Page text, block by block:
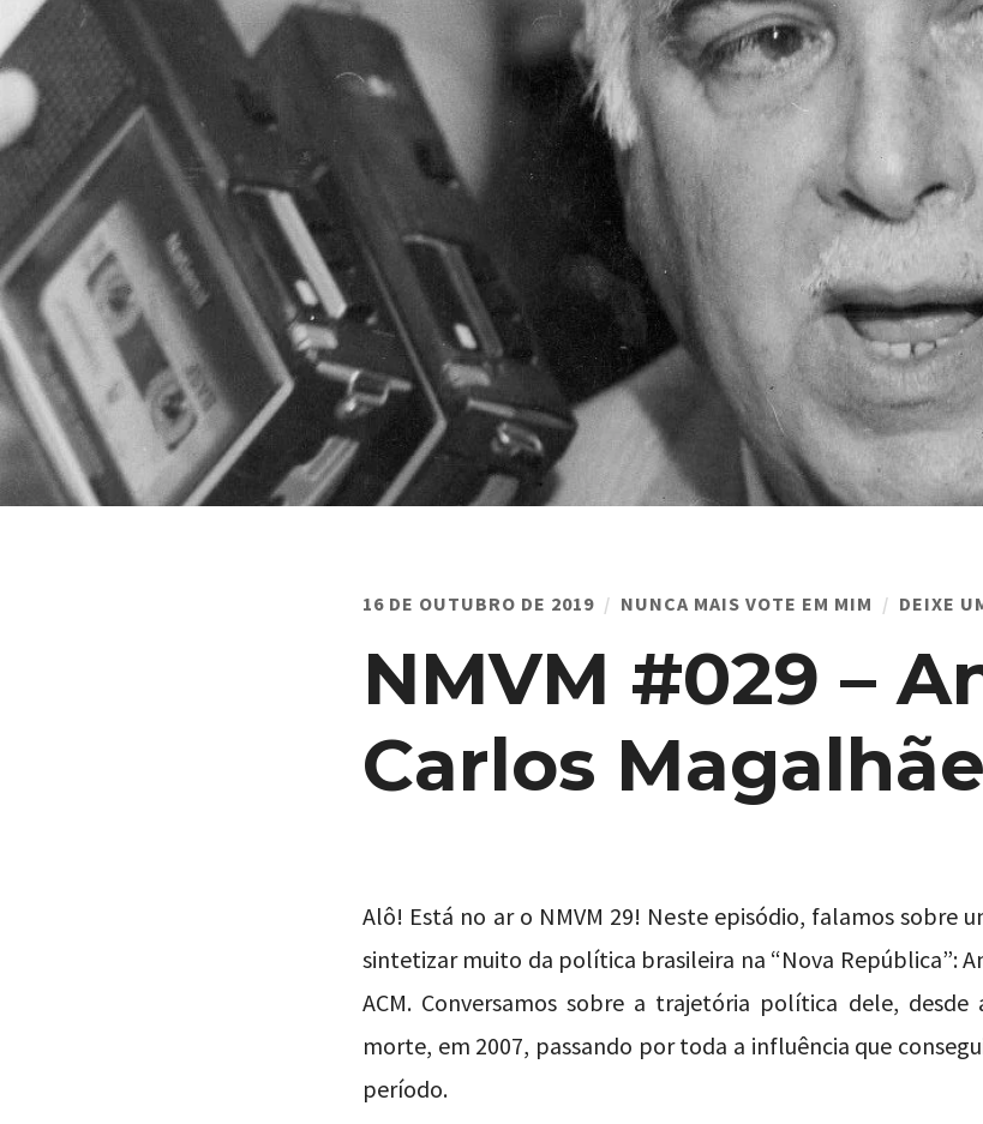
16 DE OUTUBRO DE 2019 NUNCA MAIS VOTE EM MIM DEIXE
NMVM #029 –
Carlos
Alô! Está no ar o NMVM 29! Neste episódio, falamos sobre
sintetizar muito da política brasileira na “Nova República”:
ACM. Conversamos sobre a trajetória política dele,
morte, em 2007, passando por toda a influência que
período.